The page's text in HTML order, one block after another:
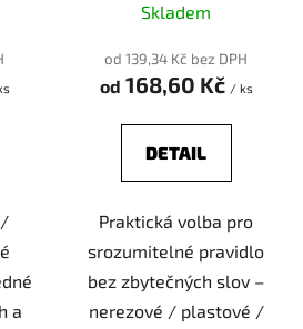
/
a
Skladem
od 139,34 Kč bez DPH
od 168,60 Kč / ks
DETAIL
Praktická volba pro
srozumitelné pravidlo
bez zbytečných slov –
nerezové / plastové /